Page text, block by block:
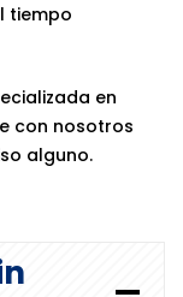
tiempo
en
con nosotros
alguno.